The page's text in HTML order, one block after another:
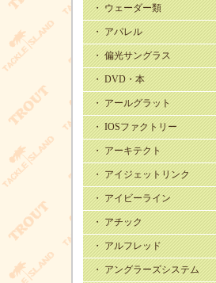
・ ウェーダー類
・ アパレル
・ 偏光サングラス
・ DVD・本
・ アールグラット
・ IOSファクトリー
・ アーキテクト
・ アイジェットリンク
・ アイビーライン
・ アチック
・ アルフレッド
・ アングラーズシステム